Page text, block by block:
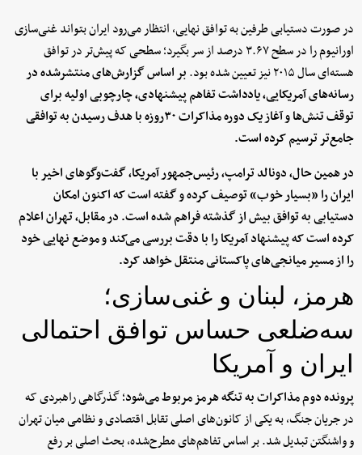
در صورت دستیابی طرفین به توافق نهایی، انتظار می‌رود ایران بتواند غنی‌سازی
اورانیوم را در سطح ۳.۶۷ درصد از سر بگیرد؛ سطحی که پیش‌تر در توافق
هسته‌ای سال ۲۰۱۵ نیز تعیین شده بود.
بر اساس گزارش‌های منتشرشده در
رسانه‌های آمریکایی، یادداشت تفاهم پیشنهادی، چارچوبی اولیه برای
توقف تنش‌ها و آغاز یک دوره مذاکرات ۳۰روزه با هدف رسیدن به توافقی
جامع‌تر ترسیم کرده است.
در همین حال، دونالد ترامپ، رئیس‌جمهور آمریکا، گفت‌وگوهای اخیر با
ایران را «بسیار خوب» توصیف کرده و گفته است که اکنون امکان
دستیابی به توافق بیش از گذشته فراهم شده است. در مقابل، تهران اعلام
کرده است که پیشنهاد آمریکا را با دقت بررسی می‌کند و موضع نهایی خود
را از مسیر میانجی‌های پاکستانی منتقل خواهد کرد.
هرمز، لبنان و غنی‌سازی؛
سه‌ضلعی حساس توافق احتمالی
ایران و آمریکا
پرونده دوم مذاکرات به تنگه هرمز مربوط می‌شود؛ گذرگاهی راهبردی که
در جریان جنگ، به یکی از کانون‌های اصلی تقابل اقتصادی و نظامی میان تهران
و واشنگتن تبدیل شد. بر اساس تفاهم‌های مطرح‌شده، بحث اصلی بر رفع